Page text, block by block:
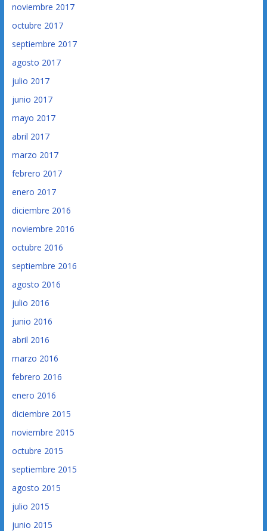
noviembre 2017
octubre 2017
septiembre 2017
agosto 2017
julio 2017
junio 2017
mayo 2017
abril 2017
marzo 2017
febrero 2017
enero 2017
diciembre 2016
noviembre 2016
octubre 2016
septiembre 2016
agosto 2016
julio 2016
junio 2016
abril 2016
marzo 2016
febrero 2016
enero 2016
diciembre 2015
noviembre 2015
octubre 2015
septiembre 2015
agosto 2015
julio 2015
junio 2015